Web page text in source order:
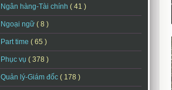
Ngân hàng-Tài chính ( 41 )
Ngoại ngữ ( 8 )
Part time ( 65 )
Phục vụ ( 378 )
Quản lý-Giám đốc ( 178 )